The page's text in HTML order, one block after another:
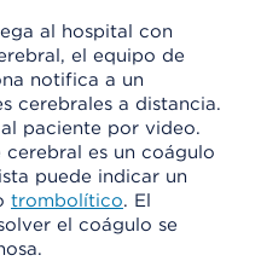
al hospital con
el equipo de
notifica a un
cerebrales a distancia.
paciente por video.
cerebral es un coágulo
puede indicar un
trombolítico. El
el coágulo se